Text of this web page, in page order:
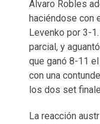
Álvaro Robles
haciéndose con
Levenko por 3-
parcial, y
que ganó 8-11
con una
los dos set
La reacción